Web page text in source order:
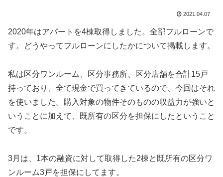
2021.04.07
2020年はアパートを4棟取得しました。全部フルローンで
す。どうやってフルローンにしたかについて掲載します。
私は区分ワンルーム、区分事務所、区分店舗を合計15戸
持っており、全て現金で買ってきているので、今回はそれ
を使いました。購入対象の物件そのものの収益力が強いと
いうことに加えて、既所有の区分を担保にしたということ
です。
3月は、1本の融資に対して取得した2棟と既所有の区分ワ
ンルーム3戸を担保にしてます。